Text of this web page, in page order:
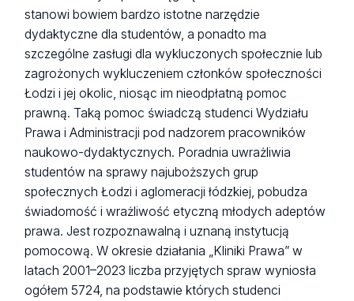
stanowi bowiem bardzo istotne narzędzie
dydaktyczne dla studentów, a ponadto ma
szczególne zasługi dla wykluczonych społecznie lub
zagrożonych wykluczeniem członków społeczności
Łodzi i jej okolic, niosąc im nieodpłatną pomoc
prawną. Taką pomoc świadczą studenci Wydziału
Prawa i Administracji pod nadzorem pracowników
naukowo-dydaktycznych. Poradnia uwrażliwia
studentów na sprawy najuboższych grup
społecznych Łodzi i aglomeracji łódzkiej, pobudza
świadomość i wrażliwość etyczną młodych adeptów
prawa. Jest rozpoznawalną i uznaną instytucją
pomocową. W okresie działania „Kliniki Prawa” w
latach 2001–2023 liczba przyjętych spraw wyniosła
ogółem 5724, na podstawie których studenci